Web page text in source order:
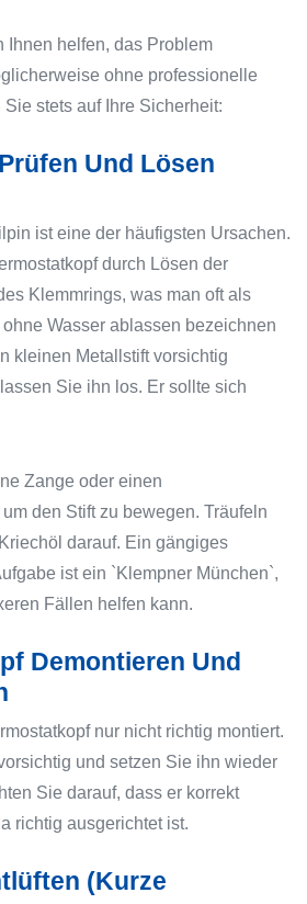
Ihnen helfen, das Problem
ohne professionelle
stets auf Ihre Sicherheit:
Und Lösen
ist eine der häufigsten Ursachen.
durch Lösen der
Klemmrings, was man oft als
Wasser ablassen bezeichnen
kleinen Metallstift vorsichtig
Sie ihn los. Er sollte sich
Zange oder einen
den Stift zu bewegen. Träufeln
darauf. Ein gängiges
ist ein `Klempner München`,
Fällen helfen kann.
Demontieren Und
nur nicht richtig montiert.
und setzen Sie ihn wieder
Sie darauf, dass er korrekt
richtig ausgerichtet ist.
(Kurze